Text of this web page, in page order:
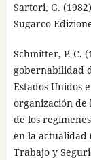
Sartori, G.
Sugarco
Schmitter, P. C.
gobernabilidad
Estados Unidos
organización
de los
en la actualidad
Trabajo y